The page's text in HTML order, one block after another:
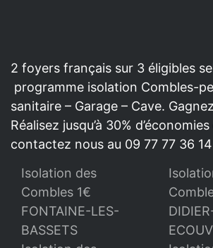
2 foyers français sur 3 éligibles
programme isolation Combles-
sanitaire – Garage – Cave.
Réalisez jusqu’à 30%
contactez nous au 09 77 77 36 14
Isolation des
Combles 1€
FONTAINE-LES-
BASSETS